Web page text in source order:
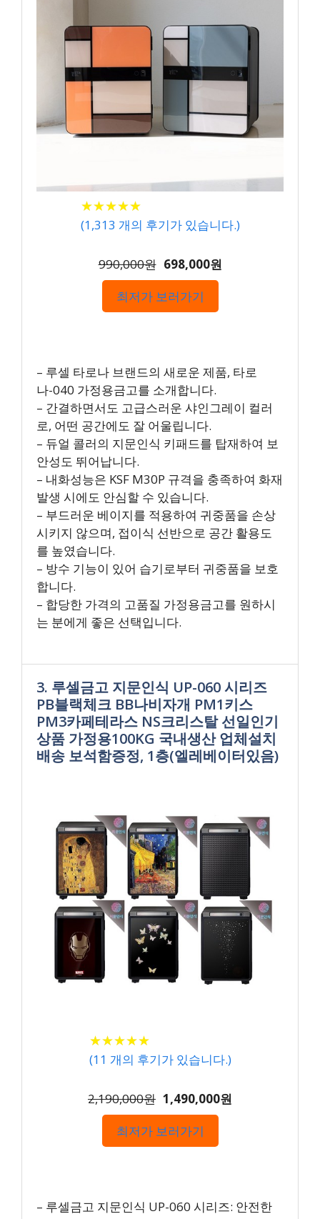
★★★★★
★★★★★
(1,313 개의 후기가 있습니다.)
990,000원 698,000원
최저가 보러가기
– 루셀 타로나 브랜드의 새로운 제품, 타로
나-040 가정용금고를 소개합니다.
– 간결하면서도 고급스러운 샤인그레이 컬러
로, 어떤 공간에도 잘 어울립니다.
– 듀얼 콜러의 지문인식 키패드를 탑재하여 보
안성도 뛰어납니다.
– 내화성능은 KSF M30P 규격을 충족하여 화재
발생 시에도 안심할 수 있습니다.
– 부드러운 베이지를 적용하여 귀중품을 손상
시키지 않으며, 접이식 선반으로 공간 활용도
를 높였습니다.
– 방수 기능이 있어 습기로부터 귀중품을 보호
합니다.
– 합당한 가격의 고품질 가정용금고를 원하시
는 분에게 좋은 선택입니다.
3. 루셀금고 지문인식 UP-060 시리즈
PB블랙체크 BB나비자개 PM1키스
PM3카페테라스 NS크리스탈 선일인기
상품 가정용100KG 국내생산 업체설치
배송 보석함증정, 1층(엘레베이터있음)
★★★★★
★★★★★
(11 개의 후기가 있습니다.)
2,190,000원 1,490,000원
최저가 보러가기
– 루셀금고 지문인식 UP-060 시리즈: 안전한